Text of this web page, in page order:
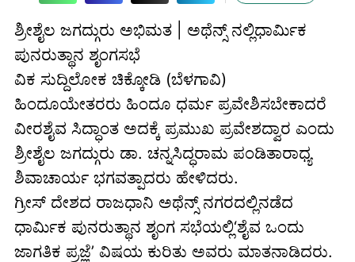
ಶ್ರೀಶೈಲ ಜಗದ್ಗುರು ಅಭಿಮತ | ಅಥೆನ್ಸ್ ನಲ್ಲಿಧಾರ್ಮಿಕ
ಪುನರುತ್ಥಾನ ಶೃಂಗಸಭೆ
ವಿಕ ಸುದ್ದಿಲೋಕ ಚಿಕ್ಕೋಡಿ (ಬೆಳಗಾವಿ)
ಹಿಂದೂಯೇತರರು ಹಿಂದೂ ಧರ್ಮ ಪ್ರವೇಶಿಸಬೇಕಾದರೆ
ವೀರಶೈವ ಸಿದ್ಧಾಂತ ಅದಕ್ಕೆ ಪ್ರಮುಖ ಪ್ರವೇಶದ್ವಾರ ಎಂದು
ಶ್ರೀಶೈಲ ಜಗದ್ಗುರು ಡಾ. ಚನ್ನಸಿದ್ಧರಾಮ ಪಂಡಿತಾರಾಧ್ಯ
ಶಿವಾಚಾರ್ಯ ಭಗವತ್ಪಾದರು ಹೇಳಿದರು.
ಗ್ರೀಸ್ ದೇಶದ ರಾಜಧಾನಿ ಅಥೆನ್ಸ್ ನಗರದಲ್ಲಿನಡೆದ
ಧಾರ್ಮಿಕ ಪುನರುತ್ಥಾನ ಶೃಂಗ ಸಭೆಯಲ್ಲಿ‘ಶೈವ ಒಂದು
ಜಾಗತಿಕ ಪ್ರಜ್ಞೆ’ ವಿಷಯ ಕುರಿತು ಅವರು ಮಾತನಾಡಿದರು.